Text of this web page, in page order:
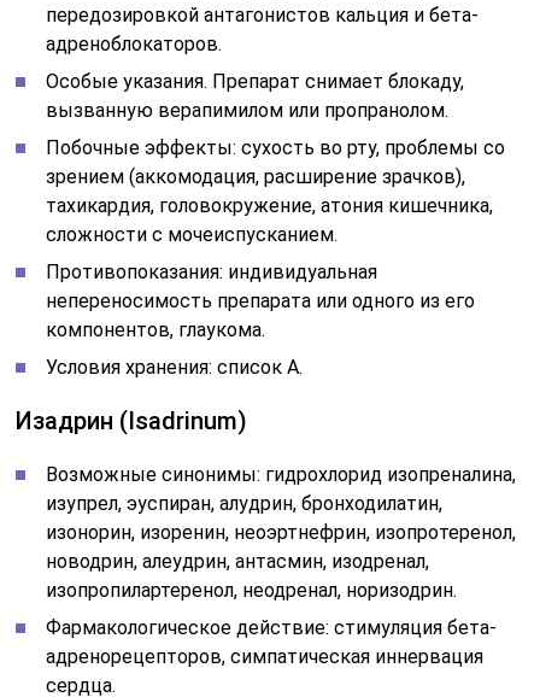
передозировкой антагонистов кальция и бета-
адреноблокаторов.
Особые указания. Препарат снимает блокаду,
вызванную верапимилом или пропранолом.
Побочные эффекты: сухость во рту, проблемы со
зрением (аккомодация, расширение зрачков),
тахикардия, головокружение, атония кишечника,
сложности с мочеиспусканием.
Противопоказания: индивидуальная
непереносимость препарата или одного из его
компонентов, глаукома.
Условия хранения: список А.
Изадрин (Isadrinum)
Возможные синонимы: гидрохлорид изопреналина,
изупрел, эуспиран, алудрин, бронходилатин,
изонорин, изоренин, неоэртнефрин, изопротеренол,
новодрин, алеудрин, антасмин, изодренал,
изопропилартеренол, неодренал, норизодрин.
Фармакологическое действие: стимуляция бета-
адренорецепторов, симпатическая иннервация
сердца.